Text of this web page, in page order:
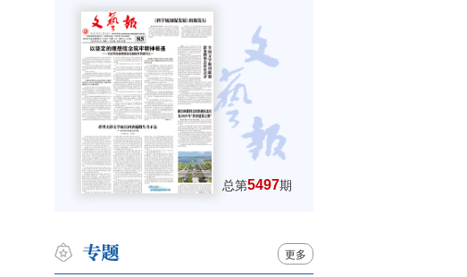
总第5497期
更多